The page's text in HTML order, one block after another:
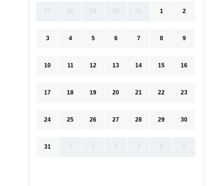
27 28 29 30 31 1 2
3 4 5 6 7 8 9
10 11 12 13 14 15 16
17 18 19 20 21 22 23
24 25 26 27 28 29 30
31 1 2 3 4 5 6